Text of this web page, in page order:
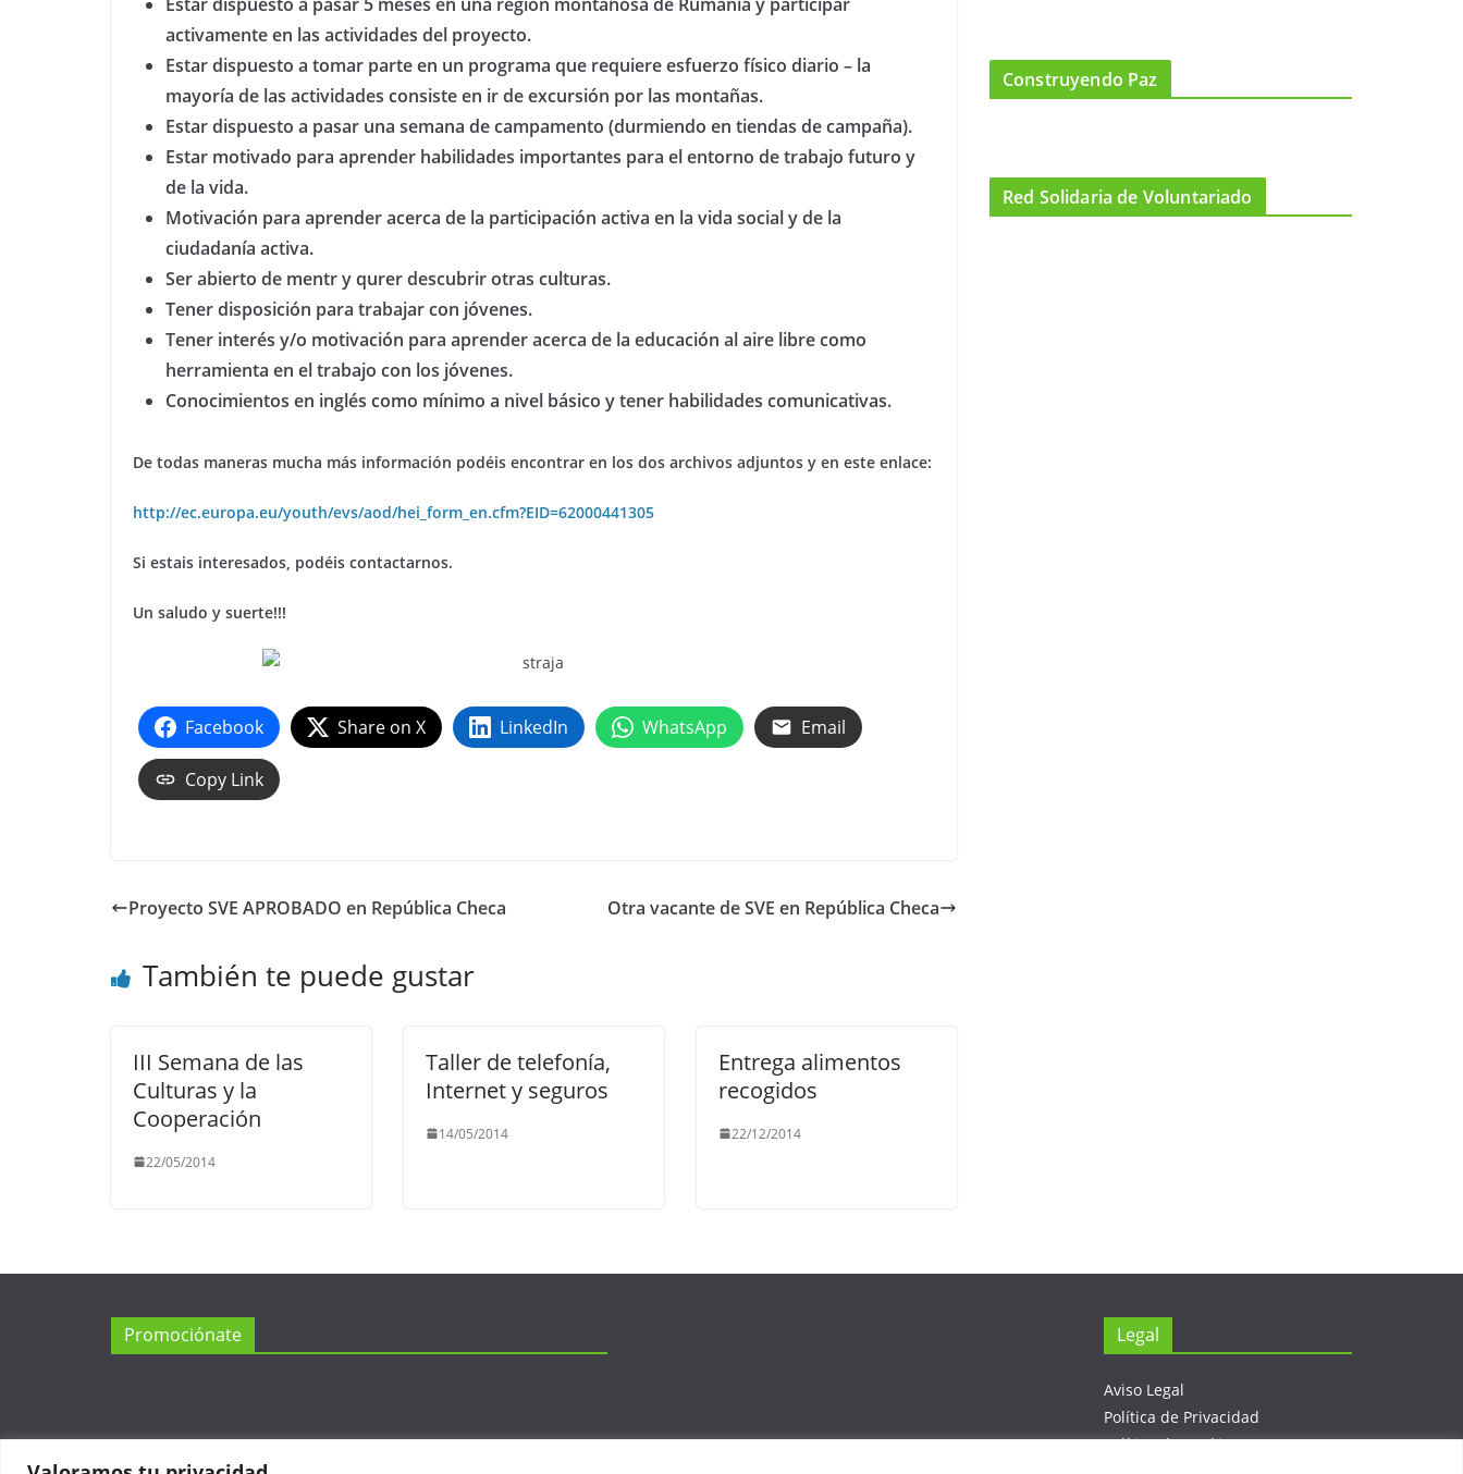
activamente en las actividades del proyecto.
Estar dispuesto a tomar parte en un programa que requiere esfuerzo físico diario – la
mayoría de las actividades consiste en ir de excursión por las montañas.
Estar dispuesto a pasar una semana de campamento (durmiendo en tiendas de campaña).
Estar motivado para aprender habilidades importantes para el entorno de trabajo futuro y
de la vida.
Motivación para aprender acerca de la participación activa en la vida social y de la
ciudadanía activa.
Ser abierto de mentr y qurer descubrir otras culturas.
Tener disposición para trabajar con jóvenes.
Tener interés y/o motivación para aprender acerca de la educación al aire libre como
herramienta en el trabajo con los jóvenes.
Conocimientos en inglés como mínimo a nivel básico y tener habilidades comunicativas.
De todas maneras mucha más información podéis encontrar en los dos archivos adjuntos y en este enlace:
http://ec.europa.eu/youth/evs/aod/hei_form_en.cfm?EID=62000441305
Si estais interesados, podéis contactarnos.
Un saludo y suerte!!!
Facebook Share on X LinkedIn WhatsApp Email
Copy Link
Proyecto SVE APROBADO en República Checa Otra vacante de SVE en República Checa
También te puede gustar
III Semana de las
Culturas y la
Cooperación
22/05/2014
Taller de telefonía,
Internet y seguros
14/05/2014
Entrega alimentos
recogidos
22/12/2014
Construyendo Paz
Red Solidaria de Voluntariado
Promociónate Legal
Aviso Legal
Política de Privacidad
Política de Cookies